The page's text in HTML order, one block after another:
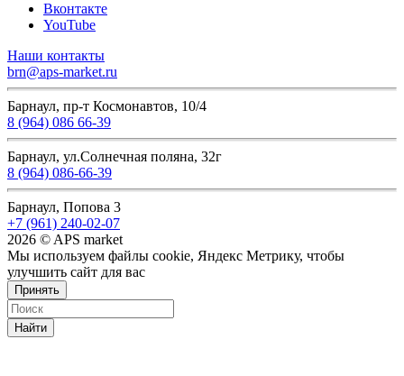
Вконтакте
YouTube
Наши контакты
brn@aps-market.ru
Барнаул, пр-т Космонавтов, 10/4
8 (964) 086 66-39
Барнаул, ул.Солнечная поляна, 32г
8 (964) 086-66-39
Барнаул, Попова 3
+7 (961) 240-02-07
2026 © APS market
Мы используем файлы cookie, Яндекс Метрику, чтобы
улучшить сайт для вас
Принять
Найти